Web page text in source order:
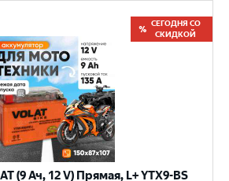
СЕГОДНЯ СО
СКИДКОЙ
(9 Ач, 12 V) Прямая, L+ YTX9-BS